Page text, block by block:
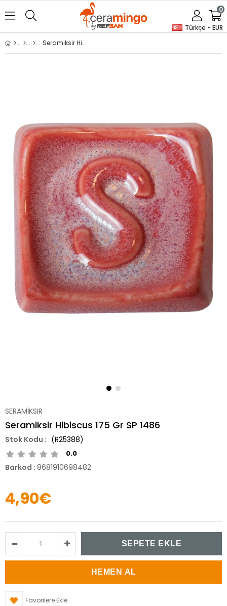
Türkçe - EUR
0
Seramiksir Hibiscus 175 Gr SP 1486
SERAMİKSIR
Seramiksir Hibiscus 175 Gr SP 1486
(R25388)
0.0
Barkod : 8681910698482
4,90€
Favorilere Ekle